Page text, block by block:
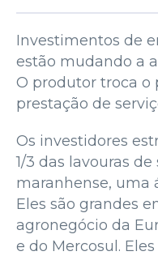
Investimentos de
estão mudando a
O produtor troca o
prestação de
Os investidores
1/3 das lavouras
maranhense, uma
Eles são grandes
agronegócio da
e do Mercosul.